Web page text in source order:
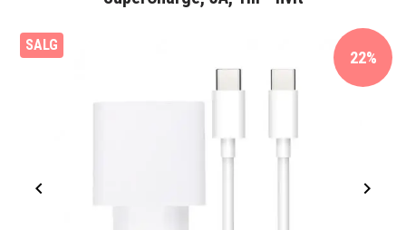
SALG
22%